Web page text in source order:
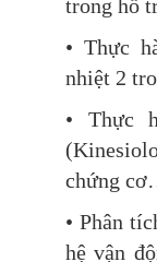
trong hỗ
• Thực
nhiệt 2
• Thực
chứng
• Phân
hệ vận